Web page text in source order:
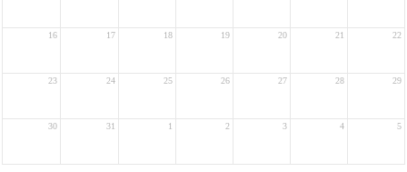
16 17 18 19 20 21 22
23 24 25 26 27 28 29
30 31 1 2 3 4 5